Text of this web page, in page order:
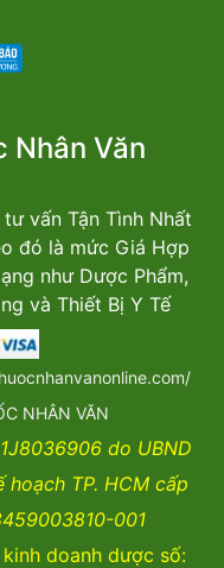
Nhân Văn
vấn Tận Tình Nhất
đó là mức Giá Hợp
như Dược Phẩm,
và Thiết Bị Y Tế
NHÂN VĂN
do UBND
hoạch TP. HCM cấp
001
doanh dược số: